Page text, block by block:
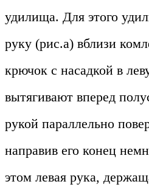
удилища. Для этого
руку (рис.а) вблизи
крючок с насадкой в
вытягивают вперед
рукой параллельно
направив его конец
этом левая рука,